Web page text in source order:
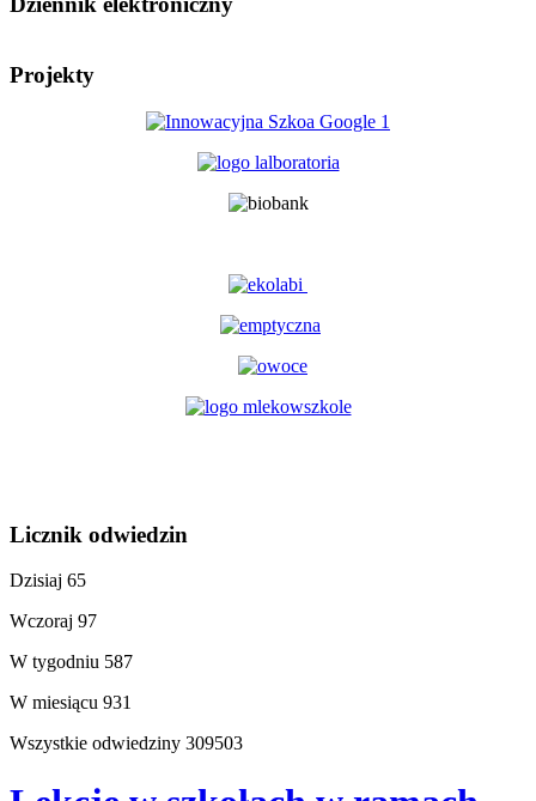
Projekty
Licznik odwiedzin
Dzisiaj 65
Wczoraj 97
W tygodniu 587
W miesiącu 931
Wszystkie odwiedziny 309503